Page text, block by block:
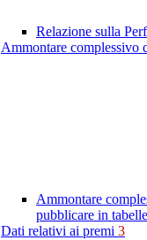
Relazione sulla
Ammontare complessivo
Ammontare
pubblicare in
Dati relativi ai premi 3